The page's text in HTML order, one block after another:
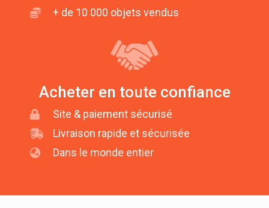
+ de 10 000 objets vendus
Acheter en toute confiance
Site & paiement sécurisé
Livraison rapide et sécurisée
Dans le monde entier